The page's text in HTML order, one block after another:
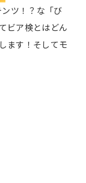
ツ！？な「び
ビア検とはどん
ます！そしてモ